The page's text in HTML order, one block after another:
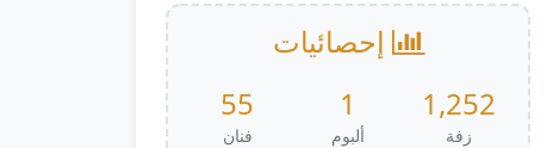
إحصائيات
1,252
زفة
1
ألبوم
55
فنان